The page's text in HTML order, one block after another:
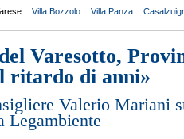
Villa Bozzolo Villa Panza
Varesotto,
ritardo di anni»
Valerio Mariani
Legambiente